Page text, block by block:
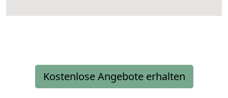
Kostenlose Angebote erhalten